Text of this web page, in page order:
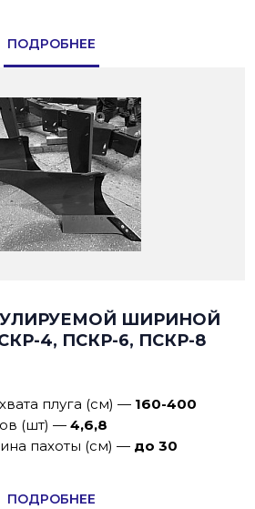
ПОДРОБНЕЕ
ШИРИНОЙ
4, ПСКР-6, ПСКР-8
плуга (см) — 160-400
(шт) —4,6,8
пахоты (см) — до 30
ПОДРОБНЕЕ